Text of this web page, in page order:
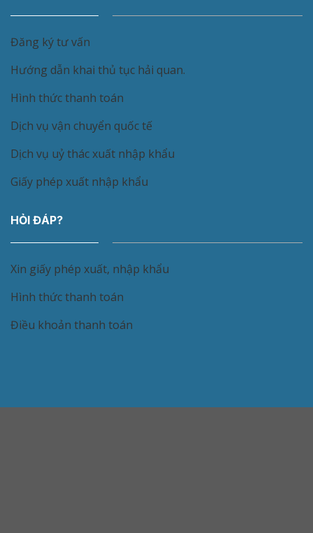
Đăng ký tư vấn
Hướng dẫn khai thủ tục hải quan.
Hình thức thanh toán
Dịch vụ vận chuyển quốc tế
Dịch vụ uỷ thác xuất nhập khẩu
Giấy phép xuất nhập khẩu
HỎI ĐÁP?
Xin giấy phép xuất, nhập khẩu
Hình thức thanh toán
Điều khoản thanh toán